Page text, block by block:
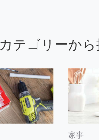
カテゴリーから
家事